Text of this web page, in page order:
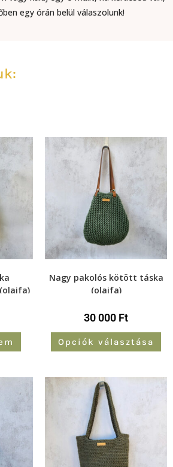
egy órán belül válaszolunk!​
Nagy pakolós kötött táska
(olajfa)
30 000 Ft
Opciók választása